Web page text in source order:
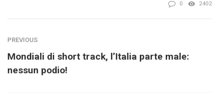
0 2402
PREVIOUS
Mondiali di short track, l’Italia parte male:
nessun podio!